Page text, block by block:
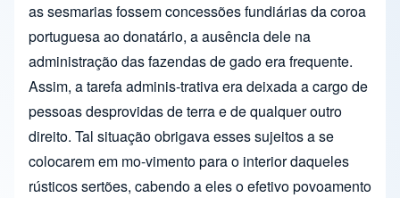
as sesmarias fossem concessões fundiárias da coroa
portuguesa ao donatário, a ausência dele na
administração das fazendas de gado era frequente.
Assim, a tarefa adminis-trativa era deixada a cargo de
pessoas desprovidas de terra e de qualquer outro
direito. Tal situação obrigava esses sujeitos a se
colocarem em mo-vimento para o interior daqueles
rústicos sertões, cabendo a eles o efetivo povoamento